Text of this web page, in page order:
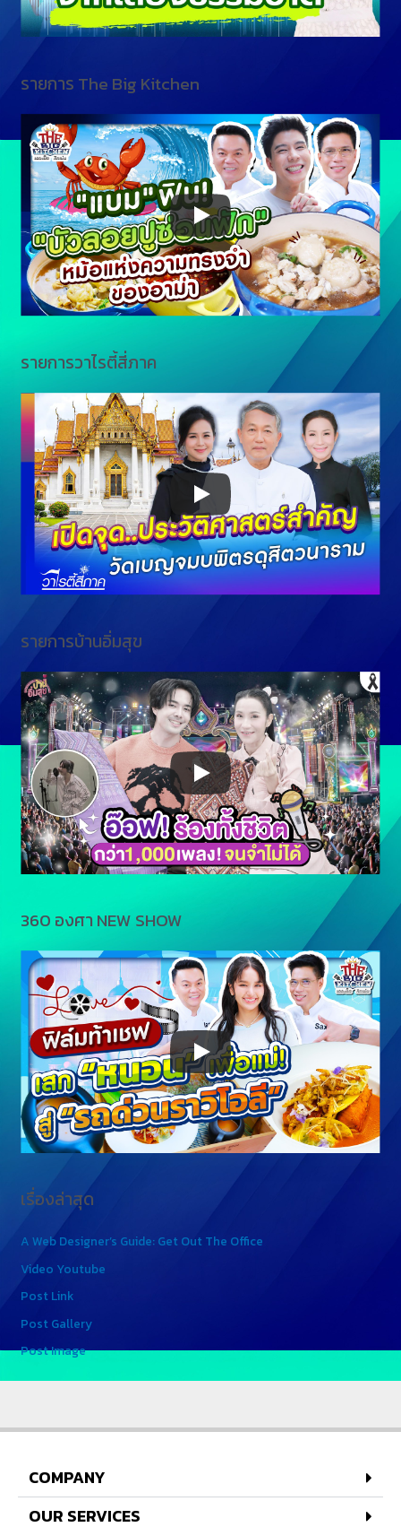
รายการ The Big Kitchen
รายการวาไรตี้สี่ภาค
รายการบ้านอิ่มสุข
360 องศา NEW SHOW
เรื่องล่าสุด
A Web Designer’s Guide: Get Out The Office
Video Youtube
Post Link
Post Gallery
Post Image
COMPANY
OUR SERVICES